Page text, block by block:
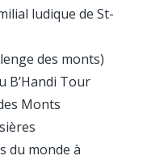
ludique de St-
des monts)
B’Handi Tour
Monts
du monde à